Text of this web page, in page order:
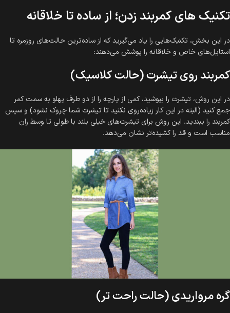
تکنیک های کمربند زدن؛ از ساده تا خلاقانه
در این بخش، تکنیک‌هایی را یاد می‌گیرید که از ساده‌ترین حالت‌های روزمره تا
استایل‌های خاص و خلاقانه را پوشش می‌دهند:
کمربند روی تیشرت (حالت کلاسیک)
در این روش، تیشرت را بپوشید، کمی از پارچه را از دو طرف پهلو به سمت کمر
جمع کنید (البته در این کار زیاده‌روی نکنید تا تیشرت شما چروک نشود) و سپس
کمربند را ببندید. این روش برای تیشرت‌های خیلی بلند با طولی تا وسط ران
مناسب است و قد را کشیده‌تر نشان می‌دهد.
گره مرواریدی (حالت راحت تر)